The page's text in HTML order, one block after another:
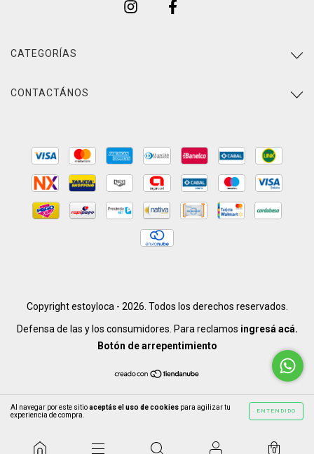
Al navegar por este sitioaceptás el uso de cookies para agilizar tu
experiencia de compra.
ENTENDIDO
0
CATEGORÍAS
CONTACTÁNOS
Copyright estoyloca - 2026. Todos los derechos reservados.
Defensa de las y los consumidores. Para reclamos ingresá acá.
Botón de arrepentimiento